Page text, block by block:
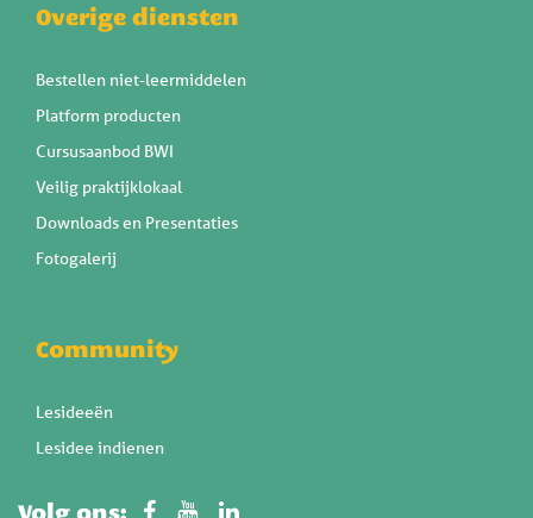
Overige diensten
Bestellen niet-leermiddelen
Platform producten
Cursusaanbod BWI
Veilig praktijklokaal
Downloads en Presentaties
Fotogalerij
Community
Lesideeën
Lesidee indienen